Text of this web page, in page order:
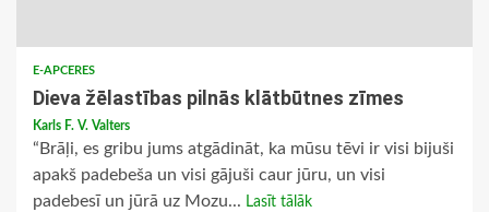
E-APCERES
Dieva žēlastības pilnās klātbūtnes zīmes
Karls F. V. Valters
“Brāļi, es gribu jums atgādināt, ka mūsu tēvi ir visi bijuši
apakš padebeša un visi gājuši caur jūru, un visi
padebesī un jūrā uz Mozu... Lasīt tālāk